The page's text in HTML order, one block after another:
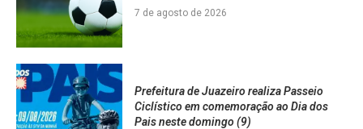
7 de agosto de 2026
Prefeitura de Juazeiro realiza Passeio
Ciclístico em comemoração ao Dia dos
Pais neste domingo (9)